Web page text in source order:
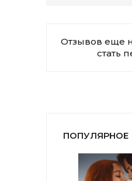
Отзывов еще
стать
ПОПУЛЯРНОЕ